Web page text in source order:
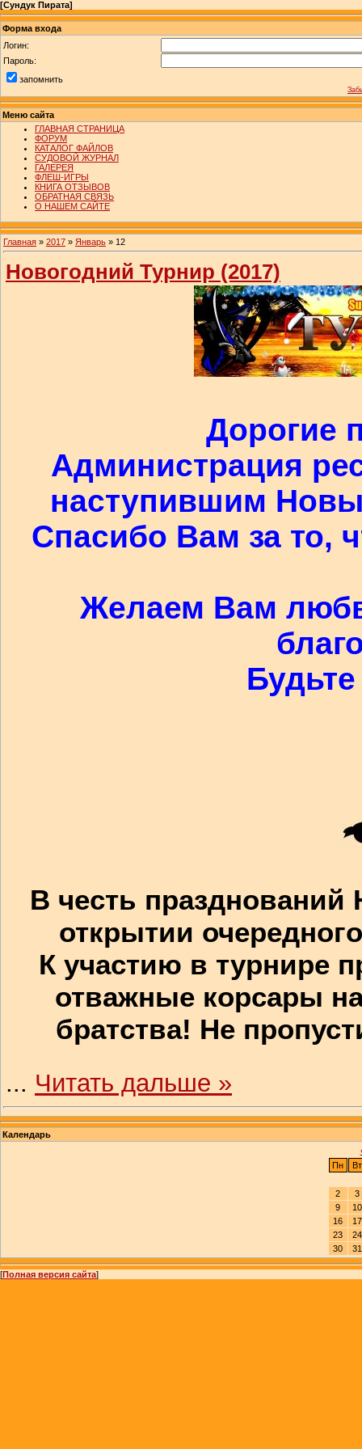
[Сундук Пирата]
Форма входа
Логин:
Пароль:
запомнить
Меню сайта
ГЛАВНАЯ СТРАНИЦА
ФОРУМ
КАТАЛОГ ФАЙЛОВ
СУДОВОЙ ЖУРНАЛ
ГАЛЕРЕЯ
ФЛЕШ-ИГРЫ
КНИГА ОТЗЫВОВ
ОБРАТНАЯ СВЯЗЬ
О НАШЕМ САЙТЕ
Главная » 2017 » Январь » 12
Новогодний Турнир (2017)
Дорогие
Администрация
наступившим
Спасибо Вам за то,
Желаем Вам
В честь празднований
открытии
К участию в турнире
отважные корсары
братства! Не
... Читать дальше »
Календарь
Пн
Вт
2
3
9
10
16
17
23
24
30
31
[Полная версия сайта]